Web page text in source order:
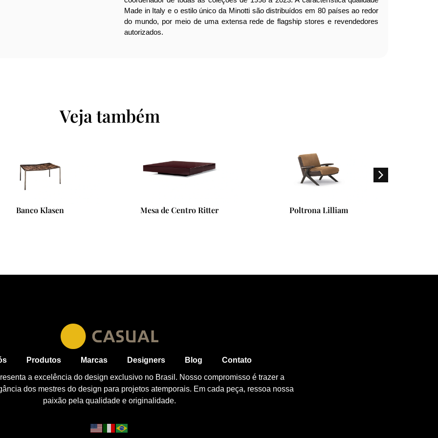
Made in Italy e o estilo único da Minotti são distribuídos em 80 países ao redor
do mundo, por meio de uma extensa rede de flagship stores e revendedores
autorizados.
Veja também
Mesa de Centro Ritter Poltrona Lilliam Sofá Roger
Produtos Marcas Designers Blog Contato
a excelência do design exclusivo no Brasil. Nosso compromisso é trazer a
dos mestres do design para projetos atemporais. Em cada peça, ressoa nossa
paixão pela qualidade e originalidade.